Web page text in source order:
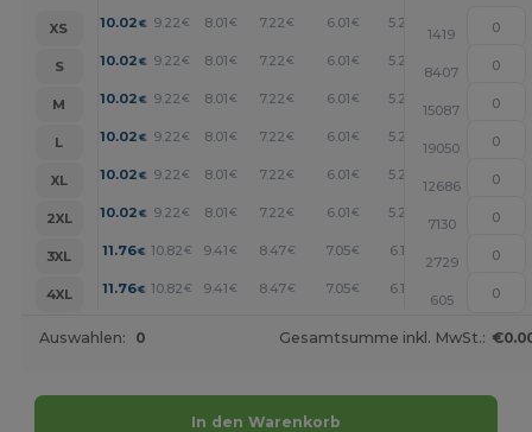
XS 10.02 € 9.22 € 8.01€ 7.22 € 6.01€ 5.21 +
1419
S
10.02 € 9.22 € 8.01€ 7.22 € 6.01€ 5.21 +
8407
M
10.02 € 9.22 € 8.01€ 7.22 € 6.01€ 5.21 +
15087
L
10.02 € 9.22 € 8.01€ 7.22 € 6.01€ 5.21 +
19050
XL
10.02 € 9.22 € 8.01€ 7.22 € 6.01€ 5.21 +
12686
2XL
10.02 € 9.22 € 8.01€ 7.22 € 6.01€ 5.21 +
7130
3XL
11.76€ 10.82 € 9.41 € 8.47€ 7.05€ 6.11 +
2729
4XL
11.76€ 10.82 € 9.41 € 8.47€ 7.05€ 6.11 +
605
Auswahlen: 0 Gesamtsumme inkl. MwSt.:
In den Warenkorb